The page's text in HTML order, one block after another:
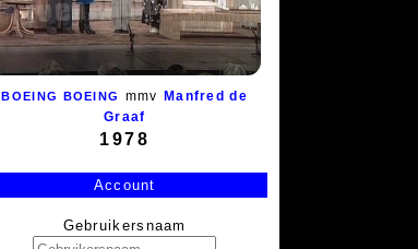
BOEING BOEING mmv Manfred de
Graaf
1978
Account
Gebruikersnaam